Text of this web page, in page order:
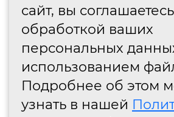
сайт, вы
обработкой ваших
персональных
использованием
Подробнее об этом
узнать в нашей